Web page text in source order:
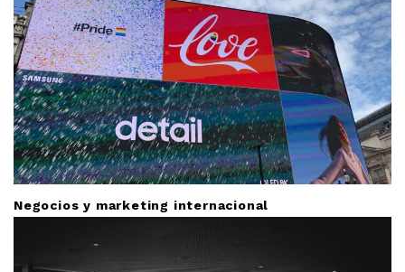
Negocios y marketing internacional